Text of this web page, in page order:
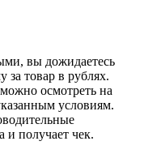
вы дожидаетесь
за товар в рублях.
осмотреть на
условиям.
и получает чек.